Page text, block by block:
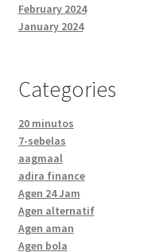
February 2024
January 2024
Categories
20 minutos
7-sebelas
aagmaal
adira finance
Agen 24 Jam
Agen alternatif
Agen aman
Agen bola